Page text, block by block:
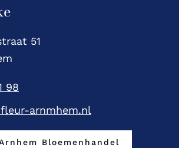
51
98
arnmhem.nl
Bloemenhandel